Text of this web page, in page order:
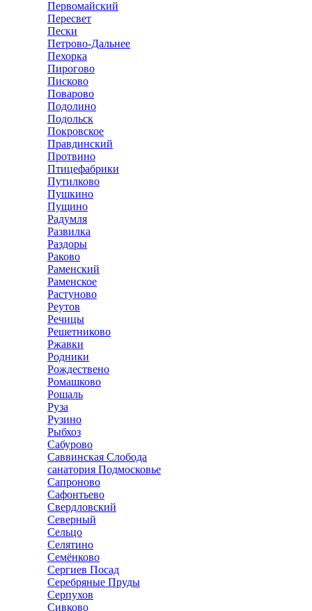
Первомайский
Пересвет
Пески
Петрово-Дальнее
Пехорка
Пирогово
Писково
Поварово
Подолино
Подольск
Покровское
Правдинский
Протвино
Птицефабрики
Путилково
Пушкино
Пущино
Радумля
Развилка
Раздоры
Раково
Раменский
Раменское
Растуново
Реутов
Речицы
Решетниково
Ржавки
Родники
Рождествено
Ромашково
Рошаль
Руза
Рузино
Рыбхоз
Сабурово
Саввинская Слобода
санатория Подмосковье
Сапроново
Сафонтьево
Свердловский
Северный
Сельцо
Селятино
Семёнково
Сергиев Посад
Серебряные Пруды
Серпухов
Сивково